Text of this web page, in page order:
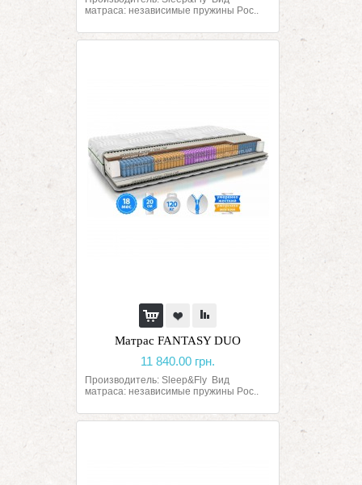
матраса: независимые пружины Poc..
Матрас FANTASY DUO
11 840.00 грн.
Производитель: Sleep&Fly Вид
матраса: независимые пружины Poc..